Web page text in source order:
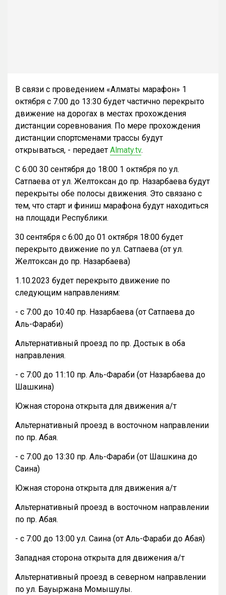
В связи с проведением «Алматы марафон» 1
октября с 7:00 до 13:30 будет частично перекрыто
движение на дорогах в местах прохождения
дистанции соревнования. По мере прохождения
дистанции спортсменами трассы будут
открываться, - передает Almaty.tv.
С 6:00 30 сентября до 18:00 1 октября по ул.
Сатпаева от ул. Желтоксан до пр. Назарбаева будут
перекрыты обе полосы движения. Это связано с
тем, что старт и финиш марафона будут находиться
на площади Республики.
30 сентября с 6:00 до 01 октября 18:00 будет
перекрыто движение по ул. Сатпаева (от ул.
Желтоксан до пр. Назарбаева)
1.10.2023 будет перекрыто движение по
следующим направлениям:
- с 7:00 до 10:40 пр. Назарбаева (от Сатпаева до
Аль-Фараби)
Альтернативный проезд по пр. Достык в оба
направления.
- с 7:00 до 11:10 пр. Аль-Фараби (от Назарбаева до
Шашкина)
Южная сторона открыта для движения а/т
Альтернативный проезд в восточном направлении
по пр. Абая.
- с 7:00 до 13:30 пр. Аль-Фараби (от Шашкина до
Саина)
Южная сторона открыта для движения а/т
Альтернативный проезд в восточном направлении
по пр. Абая.
- с 7:00 до 13:00 ул. Саина (от Аль-Фараби до Абая)
Западная сторона открыта для движения а/т
Альтернативный проезд в северном направлении
по ул. Бауыржана Момышулы.